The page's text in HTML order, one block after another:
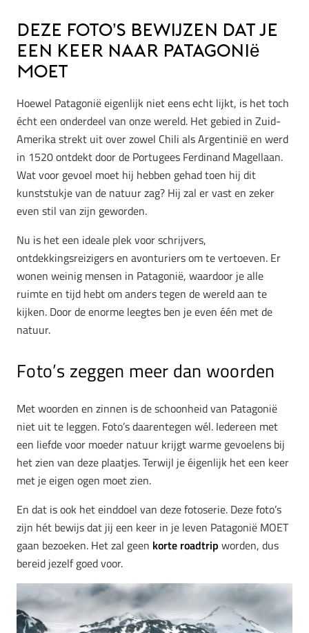
Deze foto’s bewijzen dat je
een keer naar Patagonië
MOET
Hoewel Patagonië eigenlijk niet eens echt lijkt, is het toch
écht een onderdeel van onze wereld. Het gebied in Zuid-
Amerika strekt uit over zowel Chili als Argentinië en werd
in 1520 ontdekt door de Portugees Ferdinand Magellaan.
Wat voor gevoel moet hij hebben gehad toen hij dit
kunststukje van de natuur zag? Hij zal er vast en zeker
even stil van zijn geworden.
Nu is het een ideale plek voor schrijvers,
ontdekkingsreizigers en avonturiers om te vertoeven. Er
wonen weinig mensen in Patagonië, waardoor je alle
ruimte en tijd hebt om anders tegen de wereld aan te
kijken. Door de enorme leegtes ben je even één met de
natuur.
Foto’s zeggen meer dan woorden
Met woorden en zinnen is de schoonheid van Patagonië
niet uit te leggen. Foto’s daarentegen wél. Iedereen met
een liefde voor moeder natuur krijgt warme gevoelens bij
het zien van deze plaatjes. Terwijl je éigenlijk het een keer
met je eigen ogen moet zien.
En dat is ook het einddoel van deze fotoserie. Deze foto’s
zijn hét bewijs dat jij een keer in je leven Patagonië MOET
gaan bezoeken. Het zal geen korte roadtrip worden, dus
bereid jezelf goed voor.